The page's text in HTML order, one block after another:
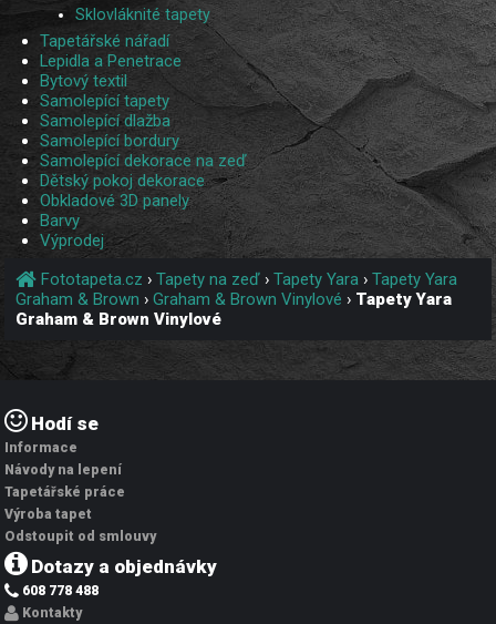
Sklovláknité tapety
Tapetářské nářadí
Lepidla a Penetrace
Bytový textil
Samolepící tapety
Samolepící dlažba
Samolepící bordury
Samolepící dekorace na zeď
Dětský pokoj dekorace
Obkladové 3D panely
Barvy
Výprodej
Fototapeta.cz ›Tapety na zeď ›Tapety Yara ›Tapety Yara
Graham & Brown ›Graham & Brown Vinylové › Tapety Yara
Graham & Brown Vinylové
Hodí se
Informace
Návody na lepení
Tapetářské práce
Výroba tapet
Odstoupit od smlouvy
Dotazy a objednávky
608 778 488
Kontakty